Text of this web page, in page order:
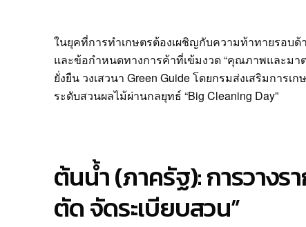
ในยุคที่การทำเกษตรต้องเผชิญกับความท้าทายรอบด้
และข้อกำหนดทางการค้าที่เข้มงวด “คุณภาพและมา
ยั่งยืน วงเสวนา Green Guide โดยกรมส่งเสริมกา
ระดับสวนผลไม้ผ่านกลยุทธ์ “Big Cleaning Day”
ต้นน้ำ (ภาครัฐ): การวาง
ตัด จัดระเบียบสวน”